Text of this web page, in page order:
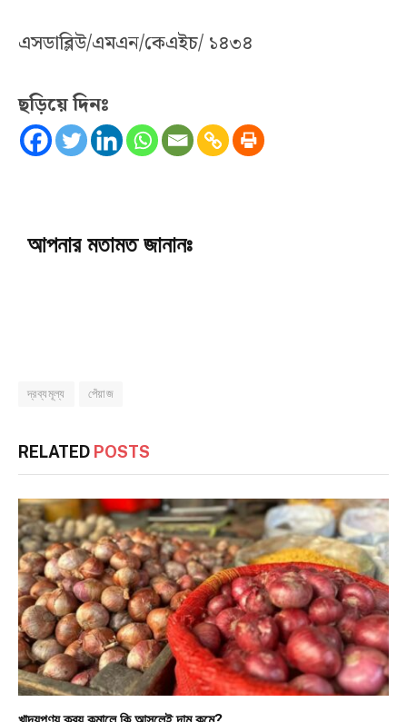
এসডাব্লিউ/এমএন/কেএইচ/ ১৪৩৪
ছড়িয়ে দিনঃ
আপনার মতামত জানানঃ
দ্রব্যমূল্য পেঁয়াজ
RELATED POSTS